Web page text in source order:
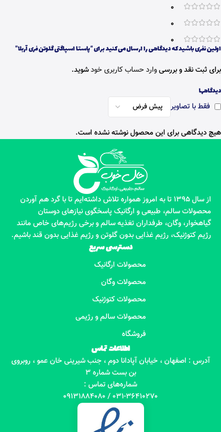
0
0
0
دیدگاهها
فقط با تصاویر
هیچ دیدگاهی برای این محصول نوشته نشده است.
اولین نفری باشید که دیدگاهی را ارسال می کنید برای “پاستا اسپاگتی گلوتن فری آربلا”
برای ثبت نقد و بررسیوارد حساب کاربری خودشوید.
از سال 1395 تا به امروز همواره تلاش داشته‌ایم تا با گرد هم آوردن
محصولات سالم، طبیعی و ارگانیک پاسخگوی نیازهای دوستان
گیاهخوار، وگان، طرفداران تغذیه سالم و برخی رژیم‌های خاص مانند
رژیم کتوژنیک، رژیم غذایی بدون گلوتن و رژیم غذایی بدون قند باشیم.
دسترسی سریع
محصولات ارگانیک
محصولات وگان
محصولات کتوژنیک
محصولات سالم و رژیمی
فروشگاه
اطلاعات تماس
آدرس : اصفهان ، خیابان آپادانا دوم ، جنب شیرینی خان عمو ، روبروی
بن بست شماره 3
شماره‌های تماس :
031-36410270 / 09131884080